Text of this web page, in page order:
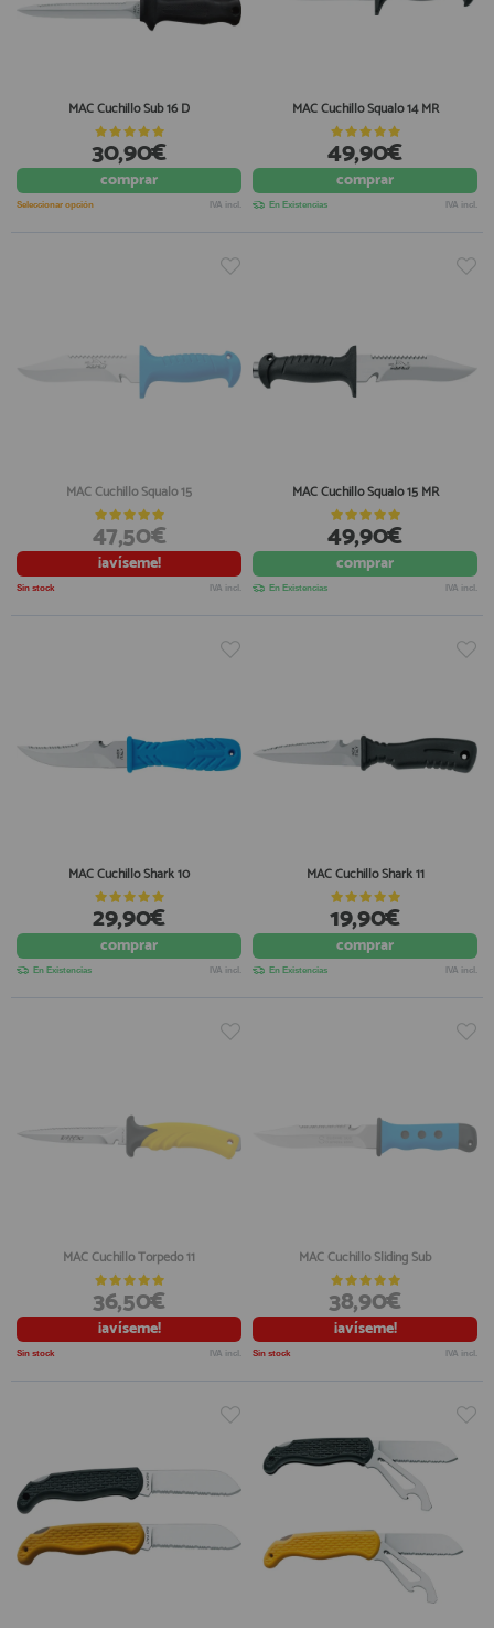
MAC Cuchillo Sub 16 D
30,90€
comprar
Seleccionar opción IVA incl.
MAC Cuchillo Squalo 14 MR
49,90€
comprar
En Existencias IVA incl.
MAC Cuchillo Squalo 15
47,50€
¡avíseme!
Sin stock IVA incl.
MAC Cuchillo Squalo 15 MR
49,90€
comprar
En Existencias IVA incl.
MAC Cuchillo Shark 10
29,90€
comprar
En Existencias IVA incl.
MAC Cuchillo Shark 11
19,90€
comprar
En Existencias IVA incl.
MAC Cuchillo Torpedo 11
36,50€
¡avíseme!
Sin stock IVA incl.
MAC Cuchillo Sliding Sub
38,90€
¡avíseme!
Sin stock IVA incl.